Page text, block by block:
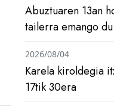
Abuztuaren 13an
tailerra emango
Karela kiroldegia
17tik 30era
2026/08/04